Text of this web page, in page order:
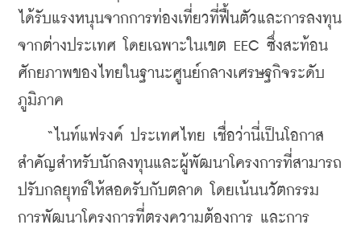
ได้รับแรงหนุนจากการท่องเที่ยวที่ฟื้นตัวและการลงทุน
จากต่างประเทศ โดยเฉพาะในเขต EEC ซึ่งสะท้อน
ศักยภาพของไทยในฐานะศูนย์กลางเศรษฐกิจระดับ
ภูมิภาค
“ไนท์แฟรงค์ ประเทศไทย เชื่อว่านี่เป็นโอกาส
สำคัญสำหรับนักลงทุนและผู้พัฒนาโครงการที่สามารถ
ปรับกลยุทธ์ให้สอดรับกับตลาด โดยเน้นนวัตกรรม
การพัฒนาโครงการที่ตรงความต้องการ และการ